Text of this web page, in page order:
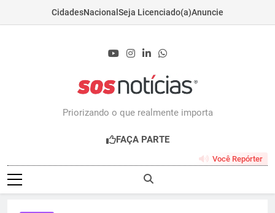
CidadesNacional Seja Licenciado(a)Anuncie
Priorizando o que realmente importa
FAÇA PARTE
Você Repórter